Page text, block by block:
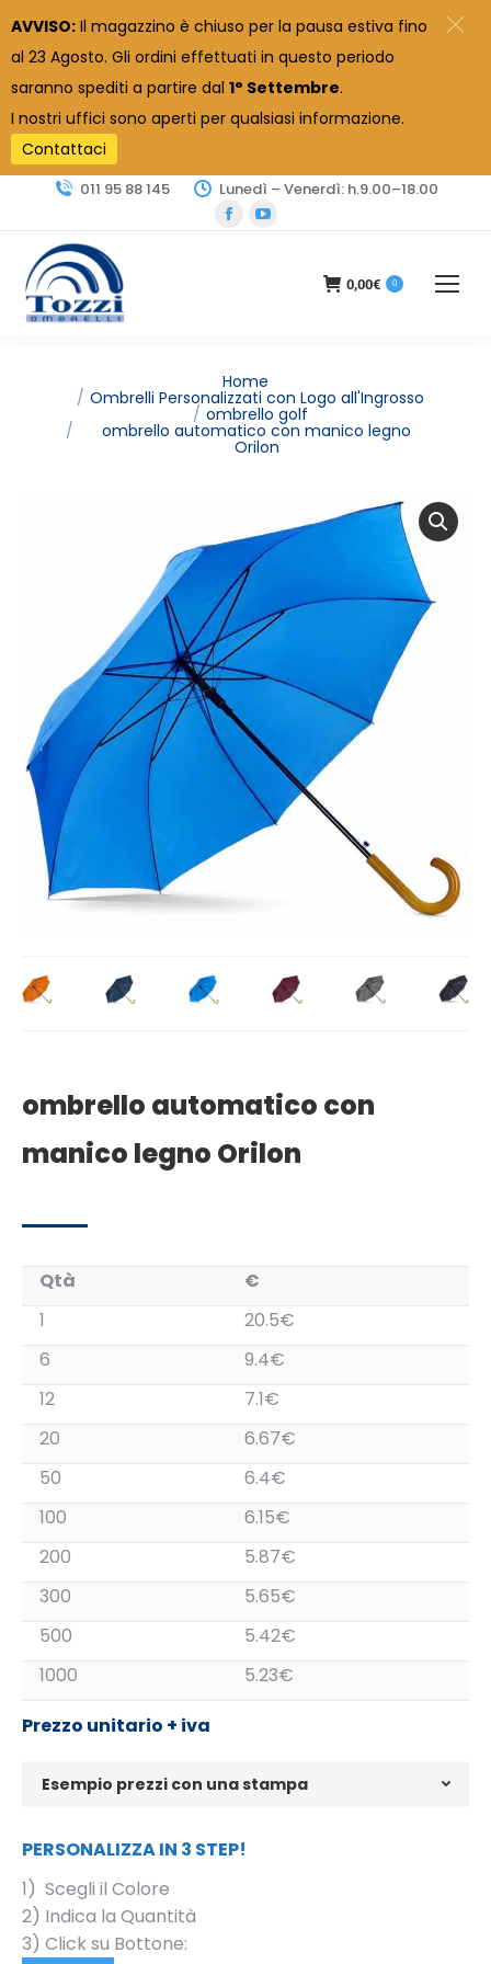
AVVISO: Il magazzino è chiuso per la pausa estiva fino
al 23 Agosto. Gli ordini effettuati in questo periodo
saranno spediti a partire dal 1° Settembre.
I nostri uffici sono aperti per qualsiasi informazione.
Contattaci
011 95 88 145 Lunedì – Venerdì: h.9.00–18.00
Facebook
YouTube
opens
0,00€ 0
Home
Ombrelli Personalizzati con Logo all'Ingrosso
ombrello golf
ombrello automatico con manico legno
Orilon
ombrello automatico con
manico legno Orilon
Qtà
€
1
20.5€
6
9.4€
12
7.1€
20
6.67€
50
6.4€
100
6.15€
200
5.87€
300
5.65€
500
5.42€
1000
5.23€
Prezzo unitario + iva
Esempio prezzi con una stampa
PERSONALIZZA IN 3 STEP!
1) Scegli il Colore
2) Indica la Quantità
3) Click su Bottone: